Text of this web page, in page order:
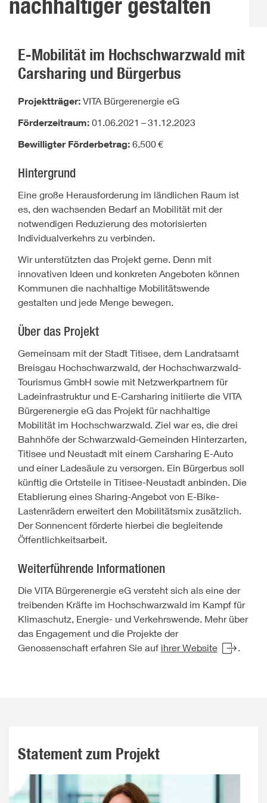
nachhaltiger gestalten
E-Mobilität im Hochschwarzwald mit
Carsharing und Bürgerbus
Projektträger: VITA Bürgerenergie eG
Förderzeitraum: 01.06.2021 –31.12.2023
Bewilligter Förderbetrag: 6.500€
Hintergrund
Eine große Herausforderung im ländlichen Raum ist
es, den wachsenden Bedarf an Mobilität mit der
notwendigen Reduzierung des motorisierten
Individualverkehrs zu verbinden.
Wir unterstützten das Projekt gerne. Denn mit
innovativen Ideen und konkreten Angeboten können
Kommunen die nachhaltige Mobilitätswende
gestalten und jede Menge bewegen.
Über das Projekt
Gemeinsam mit der Stadt Titisee, dem Landratsamt
Breisgau Hochschwarzwald, der Hochschwarzwald-
Tourismus GmbH sowie mit Netzwerkpartnern für
Ladeinfrastruktur und E-Carsharing initiierte die VITA
Bürgerenergie eG das Projekt für nachhaltige
Mobilität im Hochschwarzwald. Ziel war es, die drei
Bahnhöfe der Schwarzwald-Gemeinden Hinterzarten,
Titisee und Neustadt mit einem Carsharing E-Auto
und einer Ladesäule zu versorgen. Ein Bürgerbus soll
künftig die Ortsteile in Titisee-Neustadt anbinden. Die
Etablierung eines Sharing-Angebot von E-Bike-
Lastenrädern erweitert den Mobilitätsmix zusätzlich.
Der Sonnencent förderte hierbei die begleitende
Öffentlichkeitsarbeit.
Weiterführende Informationen
Die VITA Bürgerenergie eG versteht sich als eine der
treibenden Kräfte im Hochschwarzwald im Kampf für
Klimaschutz, Energie- und Verkehrswende. Mehr über
das Engagement und die Projekte der
Genossenschaft erfahren Sie auf ihrer Website .
Statement zum Projekt